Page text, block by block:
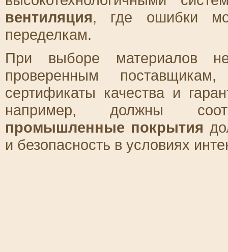
вентиляция, где ошибки
переделкам.
При выборе материалов
проверенным
сертификаты качества и
например, должны
промышленные покрытия
и безопасность в условиях